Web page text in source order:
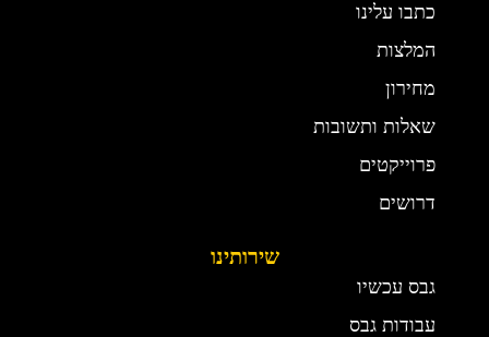
כתבו עלינו
המלצות
מחירון
שאלות ותשובות
פרוייקטים
דרושים
שירותינו
גבס עכשיו
עבודות גבס